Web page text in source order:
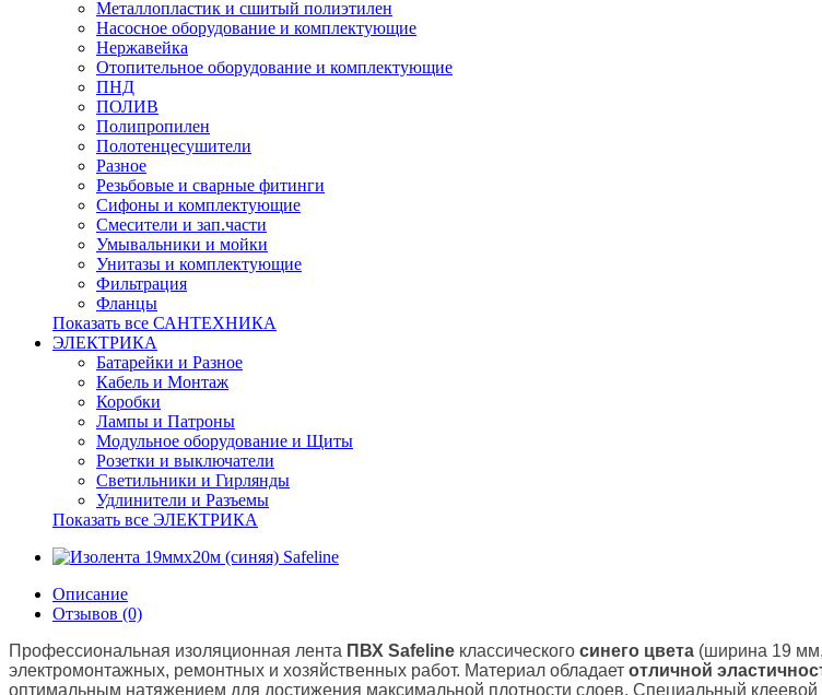
Металлопластик и сшитый полиэтилен
Насосное оборудование и комплектующие
Нержавейка
Отопительное оборудование и комплектующие
ПНД
ПОЛИВ
Полипропилен
Полотенцесушители
Разное
Резьбовые и сварные фитинги
Сифоны и комплектующие
Смесители и зап.части
Умывальники и мойки
Унитазы и комплектующие
Фильтрация
Фланцы
Показать все САНТЕХНИКА
ЭЛЕКТРИКА
Батарейки и Разное
Кабель и Монтаж
Коробки
Лампы и Патроны
Модульное оборудование и Щиты
Розетки и выключатели
Светильники и Гирлянды
Удлинители и Разъемы
Показать все ЭЛЕКТРИКА
Описание
Отзывов (0)
Профессиональная изоляционная лента ПВХ Safeline классического синего цвета (ширина 19
электромонтажных, ремонтных и хозяйственных работ. Материал обладает отличной
оптимальным натяжением для достижения максимальной плотности слоев. Специальный клеевой